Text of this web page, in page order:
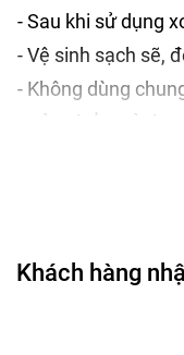
- Sau khi sử dụng
- Vệ sinh sạch sẽ,
- Không dùng
- Sản phẩm sử
- Bảo quản sản
Khách hàng